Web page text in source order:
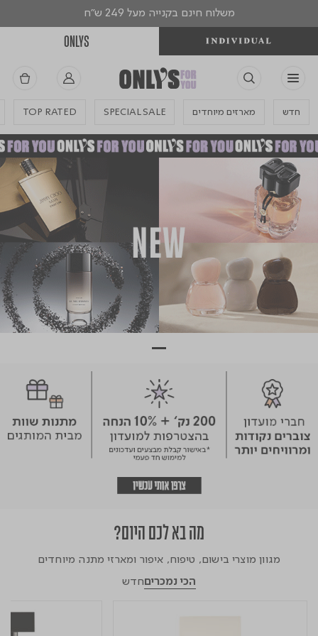
משלוח חינם בקנייה מעל 249 ש"ח
ONLYS
חדש מארזים מיוחדים SPECIAL SALE
TOP RATED
מה בא לכם היום?
מגוון מוצרי בישום, טיפוח, איפור ומארזי מתנה מיוחדים
הכי נמכריםחדש